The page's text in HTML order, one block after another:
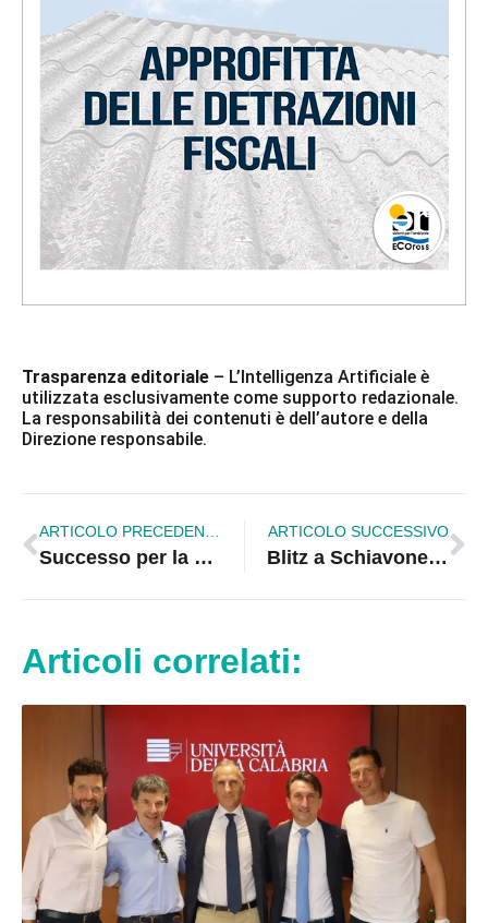
Trasparenza editoriale – L’Intelligenza Artificiale è
utilizzata esclusivamente come supporto redazionale.
La responsabilità dei contenuti è dell’autore e della
Direzione responsabile.
Successo per la presentazione del libro “Un paese felice” di Carmine Abate al Museo di Cariati
ARTICOLO SUCCESSIVO
Blitz a Schiavonea: Tre arresti per traffico di droga
Articoli correlati: